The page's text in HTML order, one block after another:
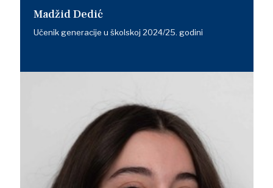
Madžid Dedić
Učenik generacije u školskoj 2024/25. godini